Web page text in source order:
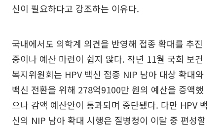
신이 필요하다고 강조하는 이유다.
국내에서도 의학계 의견을 반영해 접종 확대를 추진
중이나 예산 마련이 쉽지 않다. 작년 11월 국회 보건
복지위원회는 HPV 백신 접종 NIP 남아 대상 확대와
백신 전환을 위해 278억9100만 원의 예산을 증액했
으나 감액 예산안이 통과되며 중단됐다. 다만 HPV 백
신의 NIP 남아 확대 시행은 질병청이 이달 중 편성할